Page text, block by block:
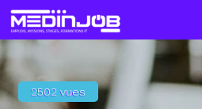
2502 vues